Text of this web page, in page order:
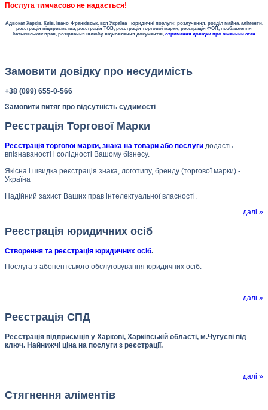
Послуга тимчасово не надається!
Адвокат Харків, Київ, Івано-Франківськ, вся Україна - юридичні послуги: розлучення, розділ майна, аліменти,
реєстрація підприємства, реєстрація ТОВ, реєстрація торгової марки, реєстрація ФОП, позбавлення
батьківських прав, розірвання шлюбу, відновлення документів, отримання довідки про сімейний стан
Замовити довідку про несудимість
+38 (099) 655-0-566
Замовити витяг про відсутність судимості
Реєстрація Торгової Марки
Реєстрація торгової марки, знака на товари або послуги додасть
впізнаваності і солідності Вашому бізнесу.
Якісна і швидка реєстрація знака, логотипу, бренду (торгової марки) -
Україна
Надійний захист Ваших прав інтелектуальної власності.
далі »
Реєстрація юридичних осіб
Створення та реєстрація юридичних осіб.
Послуга з абонентського обслуговування юридичних осіб.
далі »
Реєстрація СПД
Реєстрація підприємців у Харкові, Харківській області, м.Чугуєві під
ключ. Найнижчі ціна на послуги з реєстрації.
далі »
Стягнення аліментів